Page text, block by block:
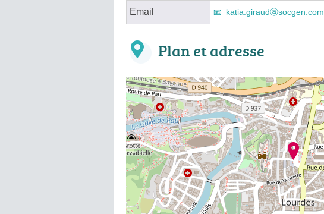
Email katia.giraudⓐsocgen.com
Plan et adresse